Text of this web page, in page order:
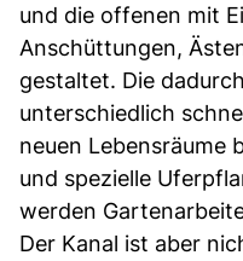
und die offenen mit
Anschüttungen,
gestaltet. Die
unterschiedlich
neuen Lebensräume
und spezielle
werden
Der Kanal ist aber